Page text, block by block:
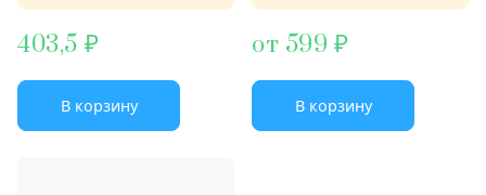
403,5
В корзину
от 599
В корзину